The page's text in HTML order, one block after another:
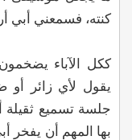
كنته، فسمعني أبي
ككل الآباء
يقول لأي زائر أو
جلسة تسميع ثقيلة
بها المهم أن